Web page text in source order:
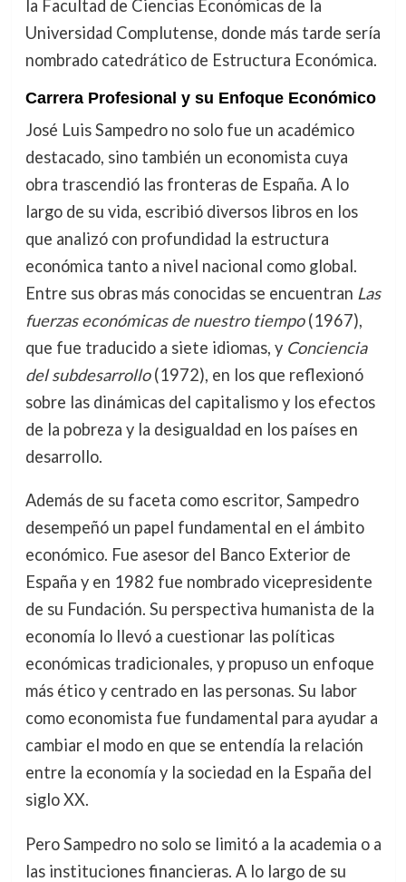
la Facultad de Ciencias Económicas de la
Universidad Complutense, donde más tarde sería
nombrado catedrático de Estructura Económica.
Carrera Profesional y su Enfoque Económico
José Luis Sampedro no solo fue un académico
destacado, sino también un economista cuya
obra trascendió las fronteras de España. A lo
largo de su vida, escribió diversos libros en los
que analizó con profundidad la estructura
económica tanto a nivel nacional como global.
Entre sus obras más conocidas se encuentran Las
fuerzas económicas de nuestro tiempo(1967),
que fue traducido a siete idiomas, y Conciencia
del subdesarrollo(1972), en los que reflexionó
sobre las dinámicas del capitalismo y los efectos
de la pobreza y la desigualdad en los países en
desarrollo.
Además de su faceta como escritor, Sampedro
desempeñó un papel fundamental en el ámbito
económico. Fue asesor del Banco Exterior de
España y en 1982 fue nombrado vicepresidente
de su Fundación. Su perspectiva humanista de la
economía lo llevó a cuestionar las políticas
económicas tradicionales, y propuso un enfoque
más ético y centrado en las personas. Su labor
como economista fue fundamental para ayudar a
cambiar el modo en que se entendía la relación
entre la economía y la sociedad en la España del
siglo XX.
Pero Sampedro no solo se limitó a la academia o a
las instituciones financieras. A lo largo de su